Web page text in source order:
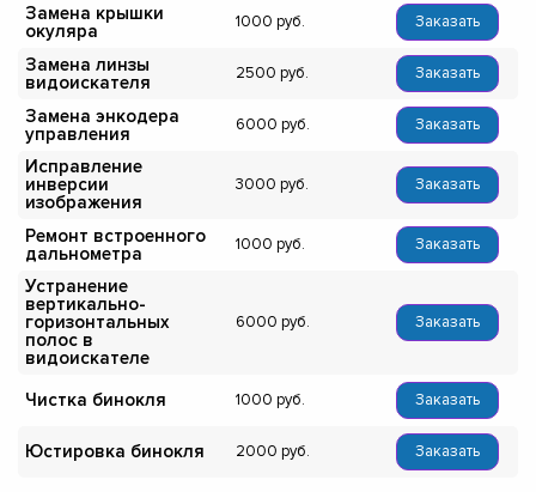
Замена крышки
окуляра
1000 Заказать
Замена линзы
видоискателя
2500 Заказать
Замена энкодера
управления
6000 Заказать
Исправление
инверсии
изображения
3000 Заказать
Ремонт встроенного
дальнометра
1000 Заказать
Устранение
вертикально-
горизонтальных
полос в
видоискателе
6000 Заказать
Чистка бинокля 1000 Заказать
Юстировка бинокля 2000 Заказать